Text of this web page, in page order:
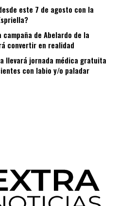
este 7 de agosto con la
de Abelardo de la
convertir en realidad
llevará jornada médica gratuita
con labio y/o paladar